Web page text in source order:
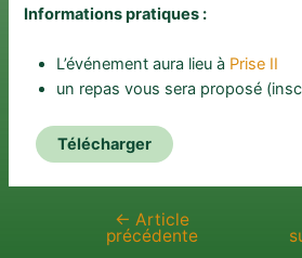
Informations pratiques :
L’événement aura lieu à Prise II
un repas vous sera proposé
Télécharger
Navigation
← Article
précédente